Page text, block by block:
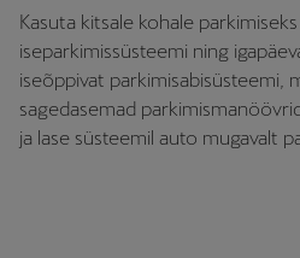
Kasuta kitsale kohale
iseparkimissüsteemi ning
iseõppivat parkimisabisüsteemi,
sagedasemad
ja lase süsteemil auto mugavalt